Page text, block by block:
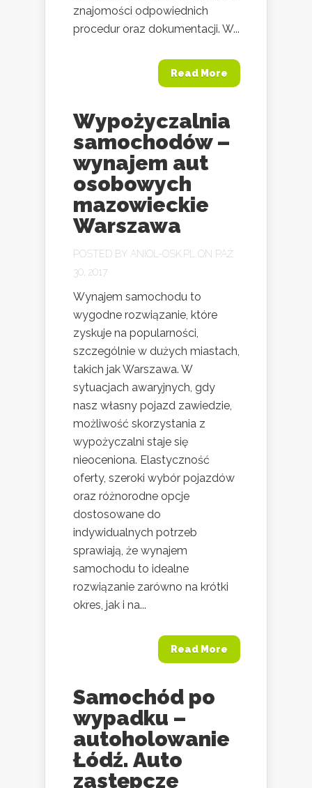
znajomości odpowiednich
procedur oraz dokumentacji. W...
Read More
Wypożyczalnia
samochodów –
wynajem aut
osobowych
mazowieckie
Warszawa
POSTED BY ANIOL-OSK.PL
ON PAŹ
30, 2017
Wynajem samochodu to
wygodne rozwiązanie, które
zyskuje na popularności,
szczególnie w dużych miastach,
takich jak Warszawa. W
sytuacjach awaryjnych, gdy
nasz własny pojazd zawiedzie,
możliwość skorzystania z
wypożyczalni staje się
nieoceniona. Elastyczność
oferty, szeroki wybór pojazdów
oraz różnorodne opcje
dostosowane do
indywidualnych potrzeb
sprawiają, że wynajem
samochodu to idealne
rozwiązanie zarówno na krótki
okres, jak i na...
Read More
Samochód po
wypadku –
autoholowanie
Łódź. Auto
zastępcze